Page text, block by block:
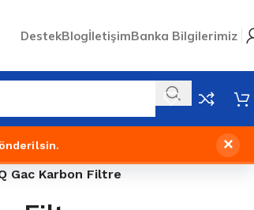
DestekBlogİletişimBanka Bilgilerimiz
×
Gac Karbon Filtre